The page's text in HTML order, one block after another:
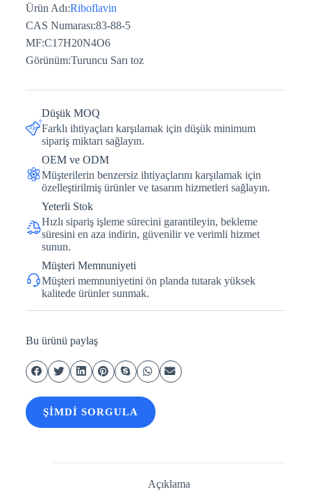
Ürün Adı:Riboflavin
CAS Numarası:83-88-5
MF:C17H20N4O6
Görünüm:Turuncu Sarı toz
Düşük MOQ
Farklı ihtiyaçları karşılamak için düşük minimum
sipariş miktarı sağlayın.
OEM ve ODM
Müşterilerin benzersiz ihtiyaçlarını karşılamak için
özelleştirilmiş ürünler ve tasarım hizmetleri sağlayın.
Yeterli Stok
Hızlı sipariş işleme sürecini garantileyin, bekleme
süresini en aza indirin, güvenilir ve verimli hizmet
sunun.
Müşteri Memnuniyeti
Müşteri memnuniyetini ön planda tutarak yüksek
kalitede ürünler sunmak.
Bu ürünü paylaş
ŞIMDI SORGULA
Açıklama